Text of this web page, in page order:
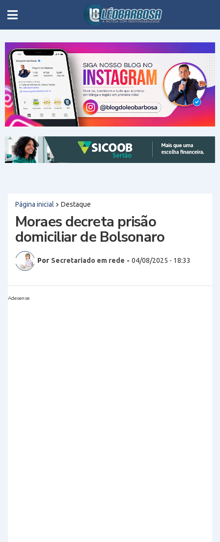
Página inicial Destaque
Moraes decreta prisão
domiciliar de Bolsonaro
Por Secretariado em rede - 04/08/2025 - 18:33
Adesense